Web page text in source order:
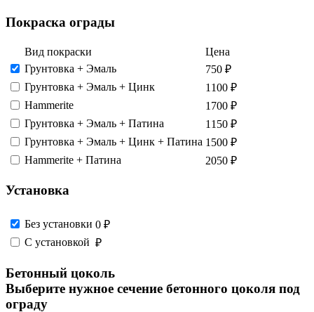
Покраска ограды
Вид покраски
Цена
Грунтовка + Эмаль
750 ₽
Грунтовка​ + Эмаль + Цинк
1100 ₽
Hammerite
1700 ₽
Грунтовка + Эмаль​ + Патина
1150 ₽
Грунтовка​ + Эмаль + Цинк + Патина 1500 ₽
Hammerite + Патина
2050 ₽
Установка
Без установки 0 ₽
С установкой ₽
Бетонный цоколь
Выберите нужное сечение бетонного цоколя под
ограду